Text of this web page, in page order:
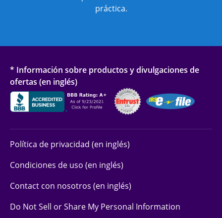
práctica.
* Información sobre productos y divulgaciones de
ofertas (en inglés)
Política de privacidad (en inglés)
Condiciones de uso (en inglés)
Contact con nosotros (en inglés)
Do Not Sell or Share My Personal Information